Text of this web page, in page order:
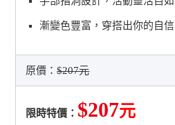
漸變色豐富，穿搭出你的自信
原價：$207元
限時特價： $207元